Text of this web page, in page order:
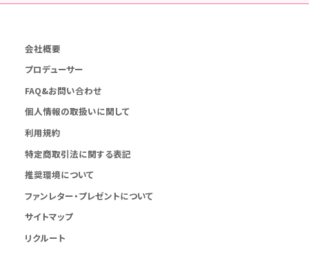
会社概要
プロデューサー
FAQ&お問い合わせ
個人情報の取扱いに関して
利用規約
特定商取引法に関する表記
推奨環境について
ファンレター・プレゼントについて
サイトマップ
リクルート